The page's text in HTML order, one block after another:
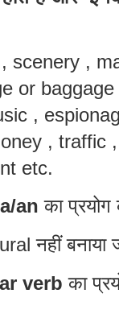
scenery ,
or baggage
,
, traffic
etc.
a/an का
नहीं बनाया
verb का